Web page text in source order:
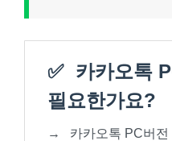
✅ 카카오톡
필요한가요?
→
카카오톡 PC버